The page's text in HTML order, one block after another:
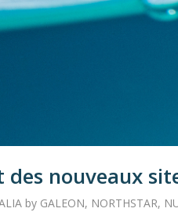
des nouveaux
by GALEON, NORTHSTAR,